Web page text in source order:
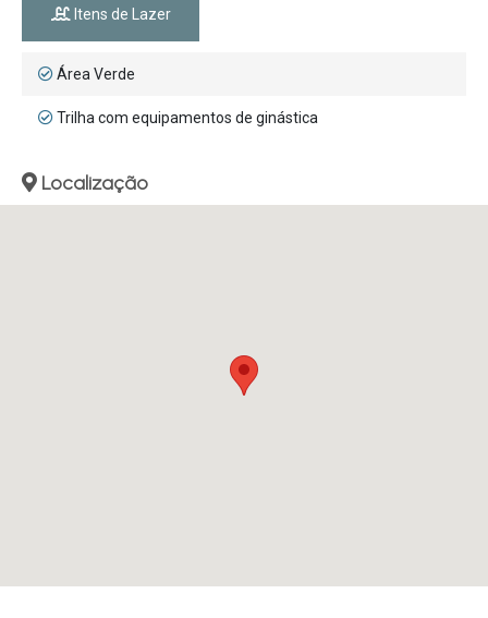
Itens de Lazer
Área Verde
Trilha com equipamentos de ginástica
Localização